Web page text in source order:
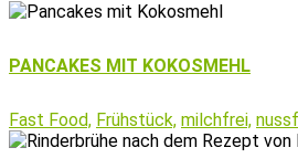
PANCAKES MIT KOKOSMEHL
Fast Food, Frühstück, milchfrei,